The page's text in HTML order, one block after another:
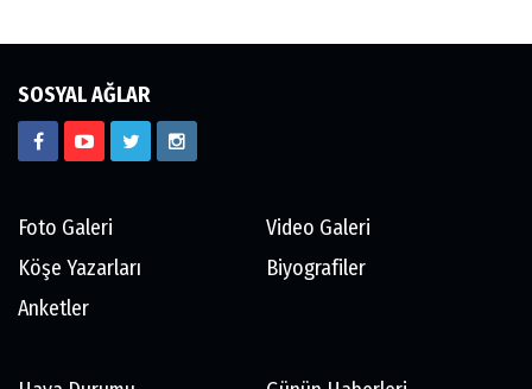
SOSYAL AĞLAR
Foto Galeri
Video Galeri
Köşe Yazarları
Biyografiler
Anketler